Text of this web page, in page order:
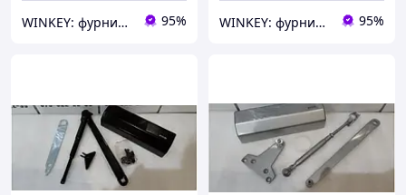
WINKEY: фурнитура для окон и дверей 95% WINKEY: фурнитура для окон и дверей 95%